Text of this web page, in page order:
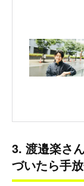
3. 渡邉楽さ
づいたら手